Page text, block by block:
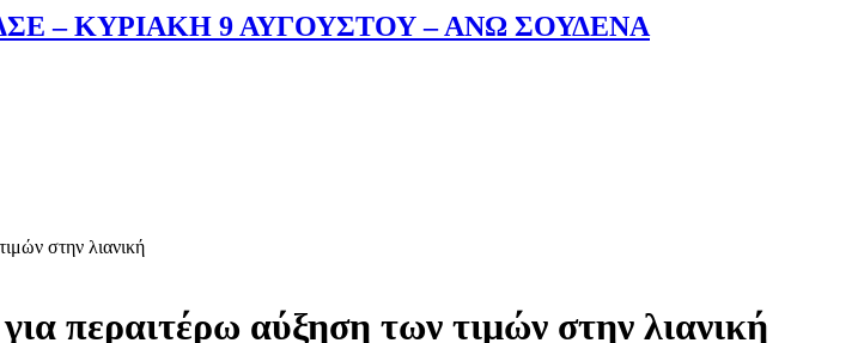
– ΚΥΡΙΑΚΗ 9 ΑΥΓΟΥΣΤΟΥ – ΑΝΩ ΣΟΥΔΕΝΑ
στην λιανική
περαιτέρω αύξηση των τιμών στην λιανική